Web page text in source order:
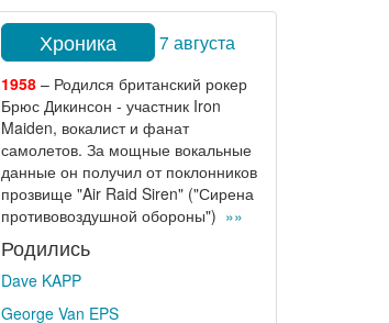
Хроника 7 августа
1958– Родился британский рокер
Брюс Дикинсон - участник Iron
Maiden, вокалист и фанат
самолетов. За мощные вокальные
данные он получил от поклонников
прозвище "Air Raid Siren" ("Сирена
противовоздушной обороны") »»
Родились
Dave KAPP
George Van EPS